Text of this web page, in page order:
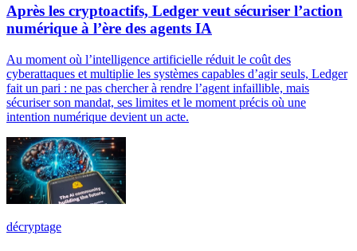
Après les cryptoactifs, Ledger veut sécuriser l’action
numérique à l’ère des agents IA
Au moment où l’intelligence artificielle réduit le coût des
cyberattaques et multiplie les systèmes capables d’agir seuls, Ledger
fait un pari : ne pas chercher à rendre l’agent infaillible, mais
sécuriser son mandat, ses limites et le moment précis où une
intention numérique devient un acte.
décryptage